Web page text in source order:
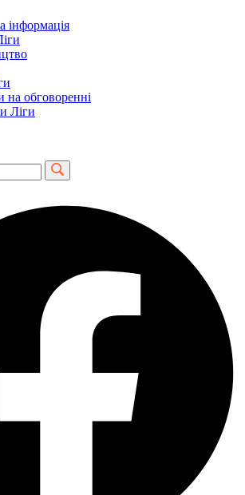
інформація
на обговоренні
Ліги